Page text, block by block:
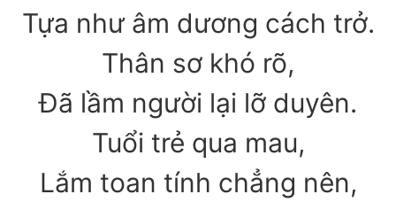
Tựa như âm dương cách trở.
Thân sơ khó rõ,
Đã lầm người lại lỡ duyên.
Tuổi trẻ qua mau,
Lắm toan tính chẳng nên,